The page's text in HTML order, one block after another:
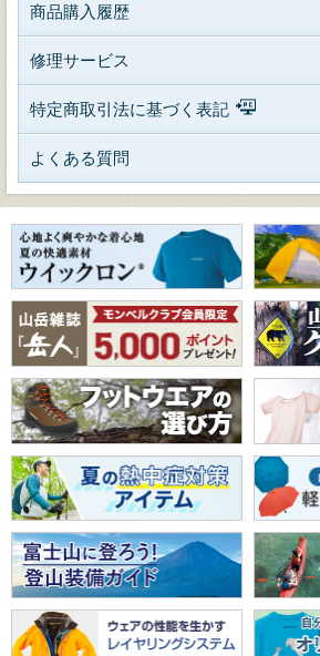
商品購入履歴
修理サービス
特定商取引法に基づく表記
よくある質問